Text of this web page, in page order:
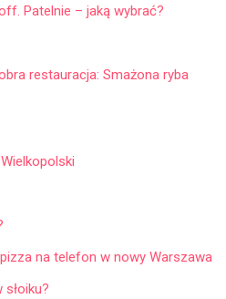
Patelnie – jaką wybrać?
restauracja: Smażona ryba
na telefon w nowy Warszawa